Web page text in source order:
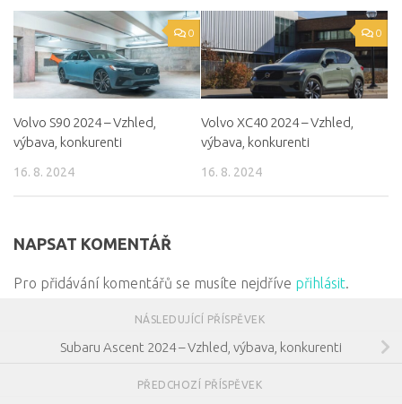
0
Volvo S90 2024 – Vzhled,
výbava, konkurenti
16. 8. 2024
0
Volvo XC40 2024 – Vzhled,
výbava, konkurenti
16. 8. 2024
NAPSAT KOMENTÁŘ
Pro přidávání komentářů se musíte nejdříve přihlásit.
NÁSLEDUJÍCÍ PŘÍSPĚVEK
Subaru Ascent 2024 – Vzhled, výbava, konkurenti
PŘEDCHOZÍ PŘÍSPĚVEK